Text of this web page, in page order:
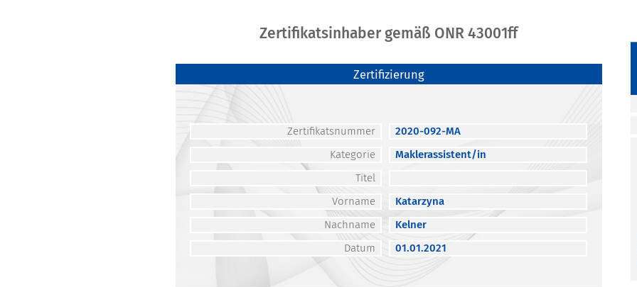
Zertifikatsinhaber gemäß ONR 43001ff
Zertifizierung
Zertifikatsnummer
2020-092-MA
Kategorie
Maklerassistent/in
Titel
Vorname
Katarzyna
Nachname
Kelner
Datum
01.01.2021